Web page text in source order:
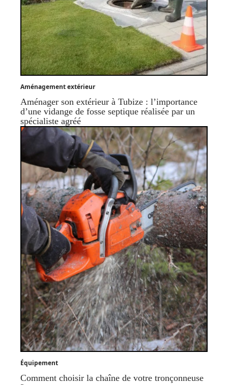
Aménagement extérieur
Aménager son extérieur à Tubize : l’importance
d’une vidange de fosse septique réalisée par un
spécialiste agréé
Équipement
Comment choisir la chaîne de votre tronçonneuse